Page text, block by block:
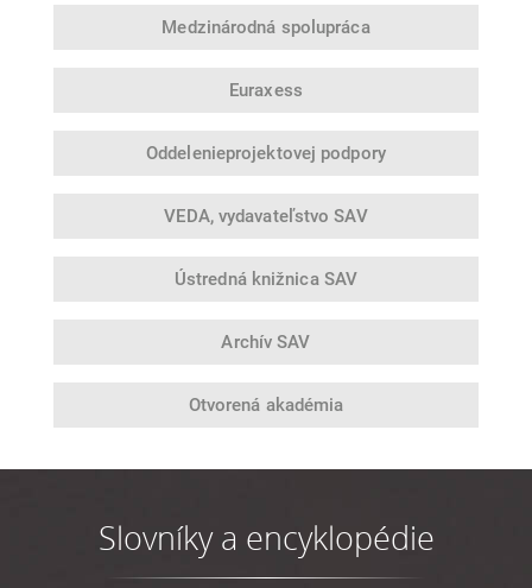
Medzinárodná spolupráca
Euraxess
Oddelenieprojektovej podpory
VEDA, vydavateľstvo SAV
Ústredná knižnica SAV
Archív SAV
Otvorená akadémia
Slovníky a encyklopédie